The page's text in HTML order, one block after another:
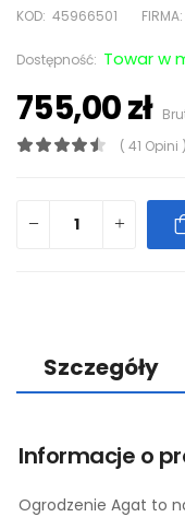
KOD: 45966501 FIRMA:
Dostępność: Towar w
755,00 zł
( 41 Opini )
Szczegóły
Informacje o
Ogrodzenie Agat to